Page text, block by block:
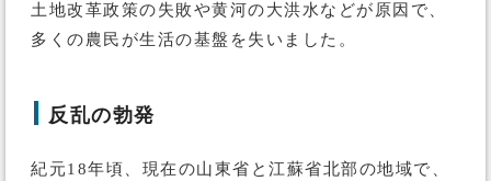
土地改革政策の失敗や黄河の大洪水などが原因で、
多くの農民が生活の基盤を失いました。
反乱の勃発
紀元18年頃、現在の山東省と江蘇省北部の地域で、